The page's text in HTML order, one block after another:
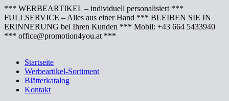
Springe
zum
Inhalt
*** WERBEARTIKEL – individuell personalisiert ***
FULLSERVICE – Alles aus einer Hand *** BLEIBEN SIE IN
ERINNERUNG bei Ihren Kunden *** Mobil: +43 664 5433940
*** office@promotion4you.at ***
Startseite
Werbeartikel-Sortiment
Blätterkatalog
Kontakt